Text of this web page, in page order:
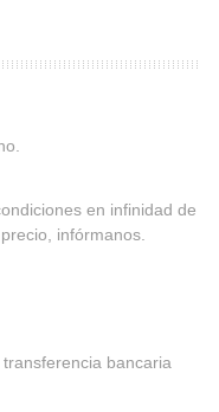
en infinidad de
infórmanos.
bancaria